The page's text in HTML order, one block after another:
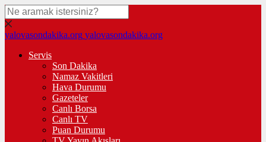
yalovasondakika.org yalovasondakika.org
Servis
Son Dakika
Namaz Vakitleri
Hava Durumu
Gazeteler
Canlı Borsa
Canlı TV
Puan Durumu